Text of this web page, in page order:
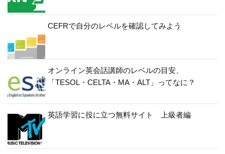
CEFRで自分のレベルを確認してみよう
オンライン英会話講師のレベルの目安、
「TESOL・CELTA・MA・ALT」ってなに？
英語学習に役に立つ無料サイト 上級者編